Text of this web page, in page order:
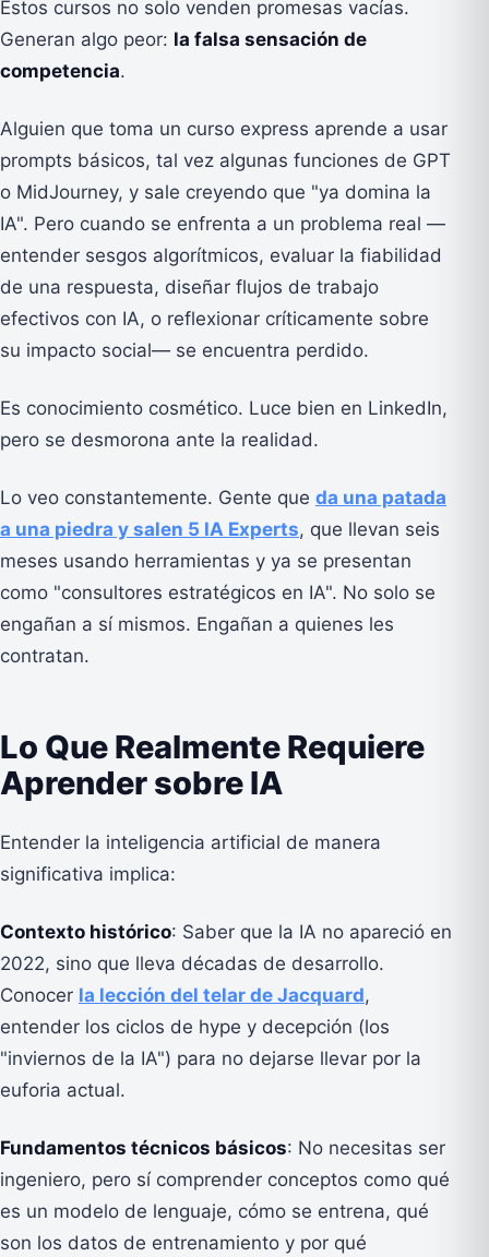
Estos cursos no solo venden promesas vacías.
Generan algo peor: la falsa sensación de
competencia.
Alguien que toma un curso express aprende a usar
prompts básicos, tal vez algunas funciones de GPT
o MidJourney, y sale creyendo que "ya domina la
IA". Pero cuando se enfrenta a un problema real —
entender sesgos algorítmicos, evaluar la fiabilidad
de una respuesta, diseñar flujos de trabajo
efectivos con IA, o reflexionar críticamente sobre
su impacto social— se encuentra perdido.
Es conocimiento cosmético. Luce bien en LinkedIn,
pero se desmorona ante la realidad.
Lo veo constantemente. Gente que da una patada
a una piedra y salen 5 IA Experts, que llevan seis
meses usando herramientas y ya se presentan
como "consultores estratégicos en IA". No solo se
engañan a sí mismos. Engañan a quienes les
contratan.
Lo Que Realmente Requiere
Aprender sobre IA
Entender la inteligencia artificial de manera
significativa implica:
Contexto histórico: Saber que la IA no apareció en
2022, sino que lleva décadas de desarrollo.
Conocer la lección del telar de Jacquard,
entender los ciclos de hype y decepción (los
"inviernos de la IA") para no dejarse llevar por la
euforia actual.
Fundamentos técnicos básicos: No necesitas ser
ingeniero, pero sí comprender conceptos como qué
es un modelo de lenguaje, cómo se entrena, qué
son los datos de entrenamiento y por qué